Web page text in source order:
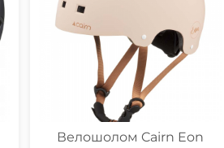
Велошолом Cairn Eon